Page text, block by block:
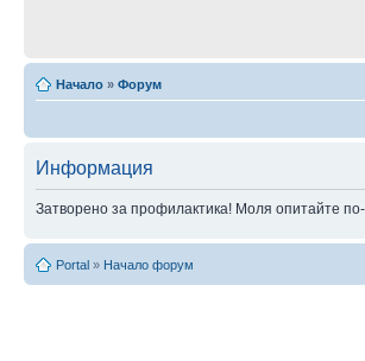
Начало » Форум
Информация
Затворено за профилактика! Моля опитайте
Portal » Начало форум